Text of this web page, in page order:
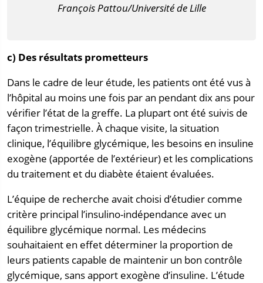
François Pattou/Université de Lille
c) Des résultats prometteurs
Dans le cadre de leur étude, les patients ont été vus à
l’hôpital au moins une fois par an pendant dix ans pour
vérifier l’état de la greffe. La plupart ont été suivis de
façon trimestrielle. À chaque visite, la situation
clinique, l’équilibre glycémique, les besoins en insuline
exogène (apportée de l’extérieur) et les complications
du traitement et du diabète étaient évaluées.
L’équipe de recherche avait choisi d’étudier comme
critère principal l’insulino-indépendance avec un
équilibre glycémique normal. Les médecins
souhaitaient en effet déterminer la proportion de
leurs patients capable de maintenir un bon contrôle
glycémique, sans apport exogène d’insuline. L’étude